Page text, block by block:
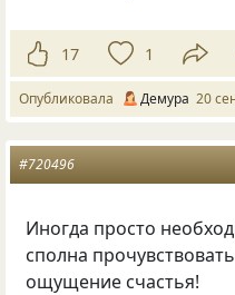
17 1
Опубликовала Демура 20
#720496
Иногда просто
сполна
ощущение счастья!